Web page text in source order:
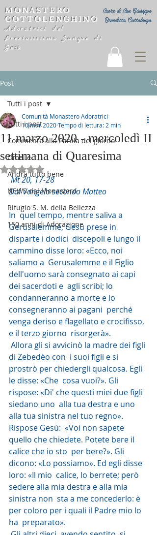
Suore di San Giuseppe
Benedetto Cottolengo
MONASTERO
COTTOLENGHINO
Adoratrici del
Preziosissimo Sangue di
Gesù
Post
Tutti i post
Commento alla Parola del giorno
Omelie
Andrà tutto bene
NEWS dal Monastero
Rifugio S. M. della Bellezza
150 anni di Adorazione
Tutti i post
11 marzo 2020 - mercoledì II
settimana di Quaresima
Comunità Monastero Adoratrici
10 mar 2020Tempo di lettura: 2 min
Valutazione NaN stelle su 5.
Mt 20, 17-28
Dal Vangelo secondo Matteo
In  quel tempo, mentre saliva a
Gerusalemme, Gesù prese in
disparte i dodici  discepoli e lungo il
cammino disse loro: «Ecco, noi
saliamo a  Gerusalemme e il Figlio
dell'uomo sarà consegnato ai capi
dei sacerdoti e  agli scribi; lo
condanneranno a morte e lo
consegneranno ai pagani  perché
venga deriso e flagellato e crocifisso,
e il terzo giorno  risorgerà».
di Zebedèo con  i suoi figli e si
prostrò per chiedergli qualcosa. Egli
le disse: «Che  cosa vuoi?». Gli
rispose: «Di' che questi miei due figli
siedano uno  alla tua destra e uno
alla tua sinistra nel tuo regno».
Rispose Gesù:  «Voi non sapete
quello che chiedete. Potete bere il
calice che io sto  per bere?». Gli
dicono: «Lo possiamo». Ed egli disse
loro: «Il mio  calice, lo berrete; però
sedere alla mia destra e alla mia
sinistra non  sta a me concederlo: è
per coloro per i quali il Padre mio lo
ha  preparato».